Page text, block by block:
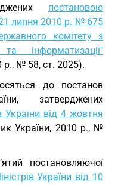
постановою
21 липня 2010 р. № 675
комітету з
інформатизації"
р., № 58, ст. 2025).
до постанов
затверджених
України від 4 жовтня
України, 2010 р., №
постановляючої
України від 10